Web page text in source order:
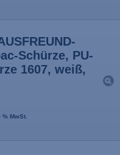
Schürze, PU-
1607, weiß,
MwSt.